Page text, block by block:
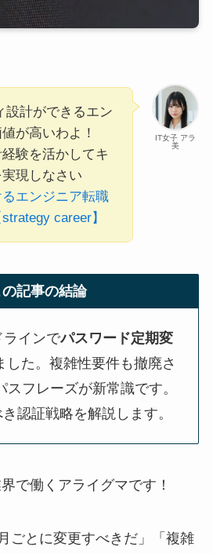
IT女子 アラ
美
設計ができるエン
が高いわよ！
験を活かしてキ
現しなさい
エンジニア転職
career】
の記事の結論
ラインでパスワード定期変
した。複雑性要件も撤廃さ
スフレーズが新常識です。
認証戦略を解説します。
で働くアライグマです！
ごとに変更すべきだ」「複雑